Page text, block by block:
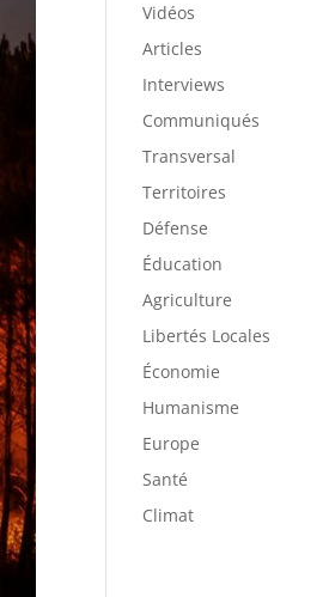
Vidéos
Articles
Interviews
Communiqués
Transversal
Territoires
Défense
Éducation
Agriculture
Libertés Locales
Économie
Humanisme
Europe
Santé
Climat